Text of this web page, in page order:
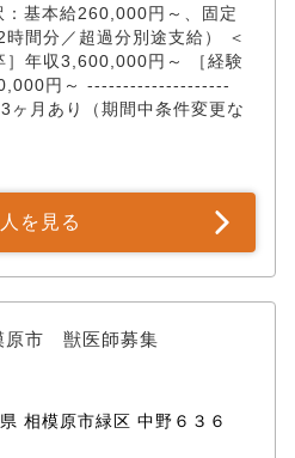
基本給260,000円～、固定
間分／超過分別途支給） ＜
］年収3,600,000円～ ［経験
円～ --------------------
ヶ月あり（期間中条件変更な
を見る
原市 獣医師募集
相模原市緑区 中野６３６